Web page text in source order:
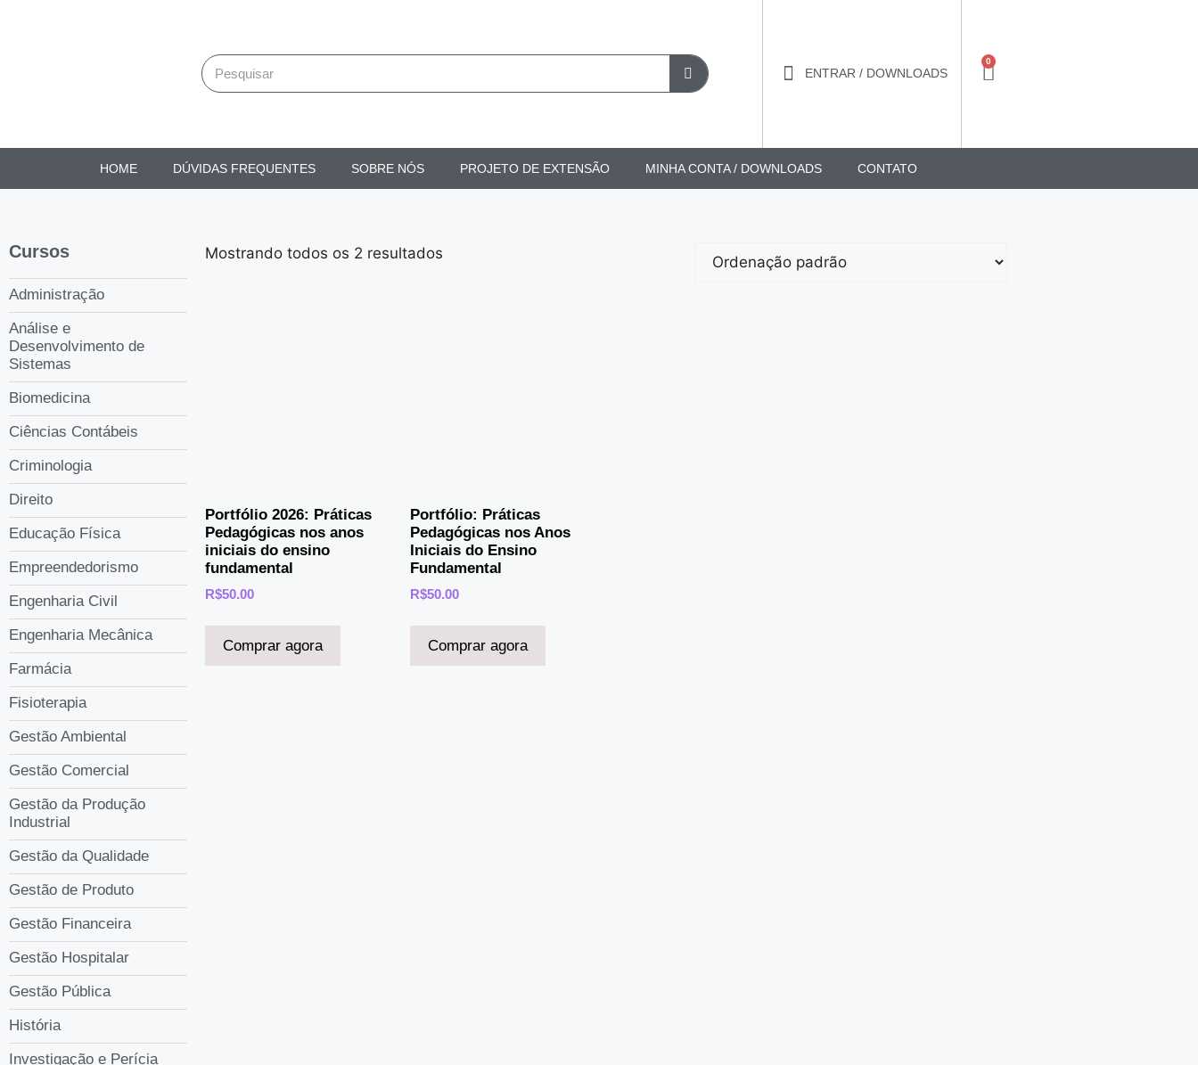
ENTRAR / DOWNLOADS
0
HOME DÚVIDAS FREQUENTES SOBRE NÓS PROJETO DE EXTENSÃO MINHA CONTA / DOWNLOADS CONTATO
Cursos
Administração
Análise e
Desenvolvimento de
Sistemas
Biomedicina
Ciências Contábeis
Criminologia
Direito
Educação Física
Empreendedorismo
Engenharia Civil
Engenharia Mecânica
Farmácia
Fisioterapia
Gestão Ambiental
Gestão Comercial
Gestão da Produção
Industrial
Gestão da Qualidade
Gestão de Produto
Gestão Financeira
Gestão Hospitalar
Gestão Pública
História
Investigação e Perícia
Mostrando todos os 2 resultados
Portfólio 2026: Práticas
Pedagógicas nos anos
iniciais do ensino
fundamental
R$50.00
Comprar agora
Portfólio: Práticas
Pedagógicas nos Anos
Iniciais do Ensino
Fundamental
R$50.00
Comprar agora